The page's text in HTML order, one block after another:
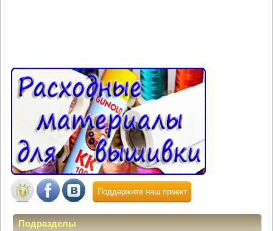
Поддержите наш проект
Подразделы